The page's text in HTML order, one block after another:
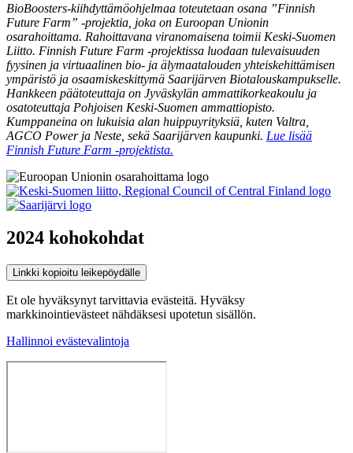
BioBoosters-kiihdyttämöohjelmaa toteutetaan osana ”Finnish
Future Farm” -projektia, joka on Euroopan Unionin
osarahoittama. Rahoittavana viranomaisena toimii Keski-Suomen
Liitto. Finnish Future Farm -projektissa luodaan tulevaisuuden
fyysinen ja virtuaalinen bio- ja älymaatalouden yhteiskehittämisen
ympäristö ja osaamiskeskittymä Saarijärven Biotalouskampukselle.
Hankkeen päätoteuttaja on Jyväskylän ammattikorkeakoulu ja
osatoteuttaja Pohjoisen Keski-Suomen ammattiopisto.
Kumppaneina on lukuisia alan huippuyrityksiä, kuten Valtra,
AGCO Power ja Neste, sekä Saarijärven kaupunki. Lue lisää
Finnish Future Farm -projektista.
2024 kohokohdat
Linkki kopioitu leikepöydälle
Et ole hyväksynyt tarvittavia evästeitä. Hyväksy
markkinointievästeet nähdäksesi upotetun sisällön.
Hallinnoi evästevalintoja